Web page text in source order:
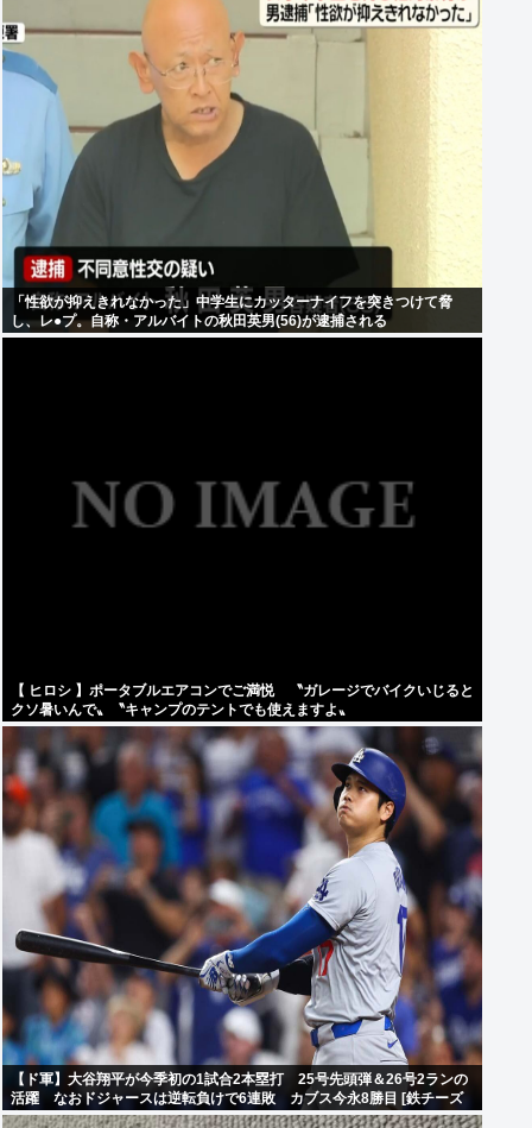
「性欲が抑えきれなかった」中学生にカッターナイフを突きつけて脅
し、レ●プ。自称・アルバイトの秋田英男(56)が逮捕される
【 ヒロシ 】ポータブルエアコンでご満悦 〝ガレージでバイクいじると
クソ暑いんで〟〝キャンプのテントでも使えますよ〟
【ド軍】大谷翔平が今季初の1試合2本塁打 25号先頭弾＆26号2ランの
活躍 なおドジャースは逆転負けで6連敗 カブス今永8勝目 [鉄チーズ
烏★]